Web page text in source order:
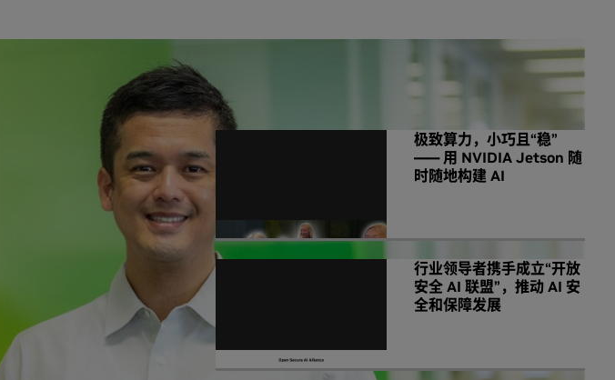
对游戏的热爱有朝一日会帮
赛、课程和论坛交流知识与
为多家日本银行构建预测
次比赛并发现这是一个创
万学习者中仅有 300
NVIDIA 相关新闻
极致算力，小巧且“稳”
—— 用 NVIDIA Jetson 随
时随地构建 AI
行业领导者携手成立“开放
安全 AI 联盟”，推动 AI 安
全和保障发展